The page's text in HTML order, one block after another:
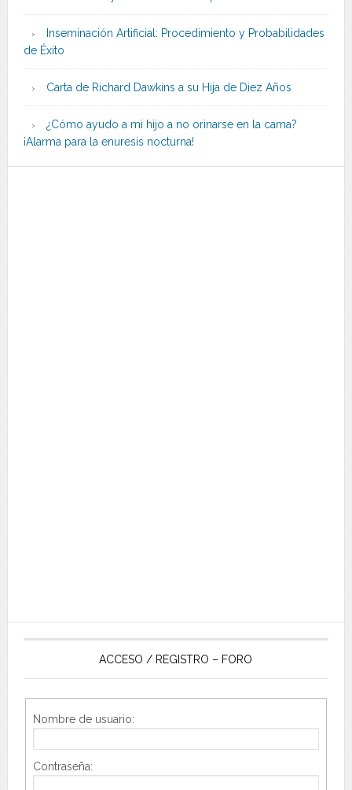
Inseminación Artificial: Procedimiento y Probabilidades
de Éxito
Carta de Richard Dawkins a su Hija de Diez Años
¿Cómo ayudo a mi hijo a no orinarse en la cama?
¡Alarma para la enuresis nocturna!
ACCESO / REGISTRO – FORO
Nombre de usuario:
Contraseña: